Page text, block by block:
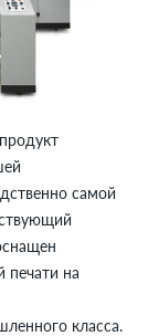
самой
печати на
класса.